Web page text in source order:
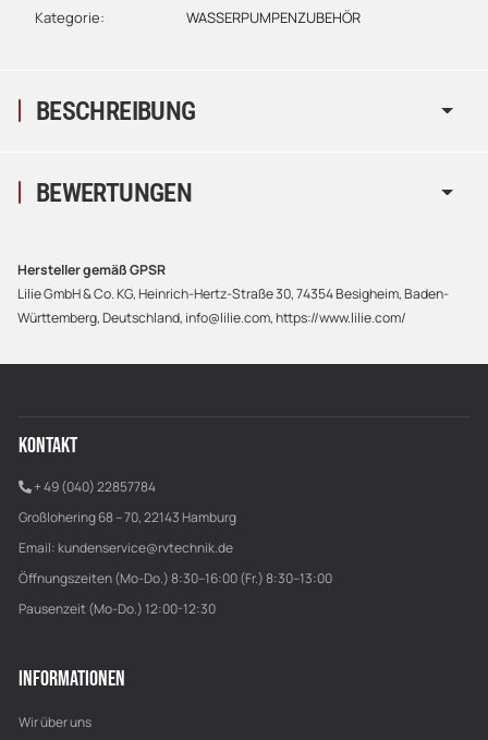
Kategorie: WASSERPUMPENZUBEHÖR
BESCHREIBUNG
BEWERTUNGEN
Hersteller gemäß GPSR
Lilie GmbH & Co. KG, Heinrich-Hertz-Straße 30, 74354 Besigheim, Baden-
Württemberg, Deutschland, info@lilie.com, https://www.lilie.com/
KONTAKT
+ 49 (040) 22857784
Großlohering 68 – 70, 22143 Hamburg
Email: kundenservice@rvtechnik.de
Öffnungszeiten (Mo-Do.) 8:30–16:00 (Fr.) 8:30–13:00
Pausenzeit (Mo-Do.) 12:00-12:30
INFORMATIONEN
Wir über uns